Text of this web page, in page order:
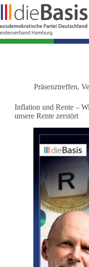
Zum
Inhalt
springen
Präsenztreffen,
Inflation und Rente –
unsere Rente zerstört